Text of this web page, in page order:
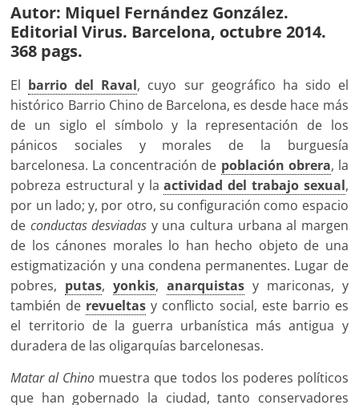
Autor: Miquel Fernández González.
Editorial Virus. Barcelona, octubre 2014.
368 pags.
El barrio del Raval, cuyo sur geográfico ha sido el
histórico Barrio Chino de Barcelona, es desde hace más
de un siglo el símbolo y la representación de los
pánicos sociales y morales de la burguesía
barcelonesa. La concentración de población obrera, la
pobreza estructural y laactividad del trabajo sexual,
por un lado; y, por otro, su configuración como espacio
de conductas desviadas y una cultura urbana al margen
de los cánones morales lo han hecho objeto de una
estigmatización y una condena permanentes. Lugar de
pobres, putas,yonkis,anarquistas y mariconas, y
también de revueltas y conflicto social, este barrio es
el territorio de la guerra urbanística más antigua y
duradera de las oligarquías barcelonesas.
Matar al Chino muestra que todos los poderes políticos
que han gobernado la ciudad, tanto conservadores